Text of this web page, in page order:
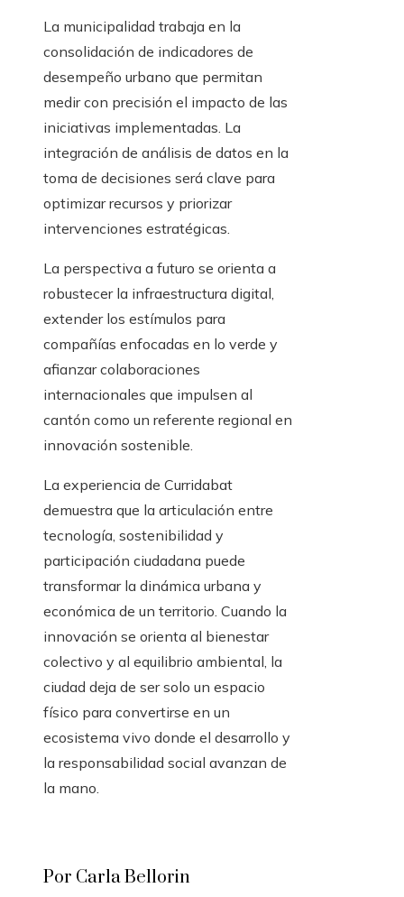
La municipalidad trabaja en la
consolidación de indicadores de
desempeño urbano que permitan
medir con precisión el impacto de las
iniciativas implementadas. La
integración de análisis de datos en la
toma de decisiones será clave para
optimizar recursos y priorizar
intervenciones estratégicas.
La perspectiva a futuro se orienta a
robustecer la infraestructura digital,
extender los estímulos para
compañías enfocadas en lo verde y
afianzar colaboraciones
internacionales que impulsen al
cantón como un referente regional en
innovación sostenible.
La experiencia de Curridabat
demuestra que la articulación entre
tecnología, sostenibilidad y
participación ciudadana puede
transformar la dinámica urbana y
económica de un territorio. Cuando la
innovación se orienta al bienestar
colectivo y al equilibrio ambiental, la
ciudad deja de ser solo un espacio
físico para convertirse en un
ecosistema vivo donde el desarrollo y
la responsabilidad social avanzan de
la mano.
Por Carla Bellorin